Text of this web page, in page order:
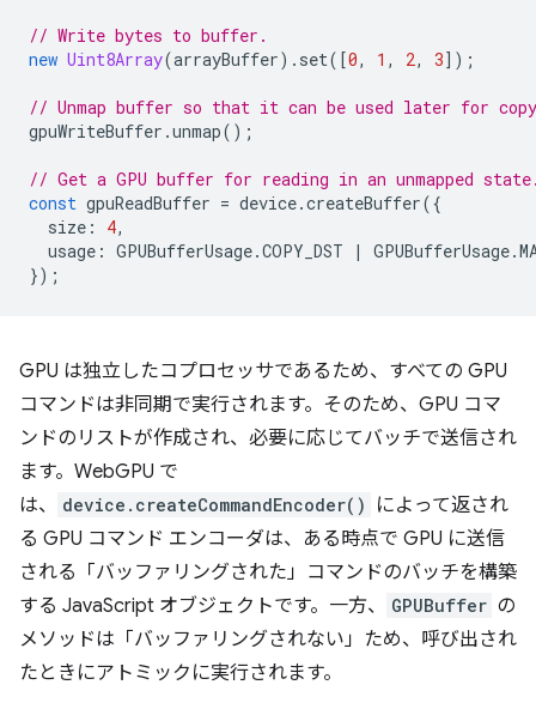
// Write bytes to buffer.
new Uint8Array(arrayBuffer). set([0, 1 , 2, 3]);
// Unmap buffer so that it can be used later for
gpuWriteBuffer .unmap();
// Get a GPU buffer for reading in an unmapped
const gpuReadBuffer = device.createBuffer({
size : 4,
usage : GPUBufferUsage.COPY_DST | GPUBufferUsage.
});
GPU は独立したコプロセッサであるため、すべての GPU
コマンドは非同期で実行されます。そのため、GPU コマ
ンドのリストが作成され、必要に応じてバッチで送信され
ます。WebGPU で
は、
device.createCommandEncoder()
によって返され
る GPU コマンド エンコーダは、ある時点で GPU に送信
される「バッファリングされた」コマンドのバッチを構築
する JavaScript オブジェクトです。一方、
GPUBuffer の
メソッドは「バッファリングされない」ため、呼び出され
たときにアトミックに実行されます。